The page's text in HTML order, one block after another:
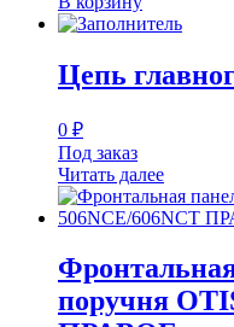
Цепь
0 ₽
Под заказ
Читать далее
поручня